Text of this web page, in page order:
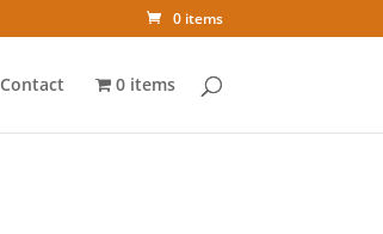
0 items
Contact 0 items